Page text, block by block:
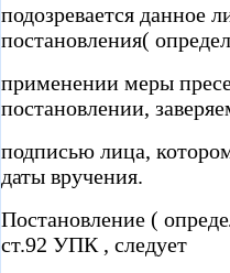
подозревается данное
постановления(
применении меры
постановлении,
подписью лица,
даты вручения.
Постановление (
ст.92 УПК , следует